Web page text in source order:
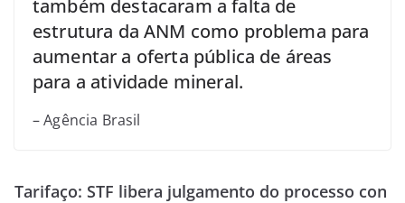
também destacaram a falta de
estrutura da ANM como problema para
aumentar a oferta pública de áreas
para a atividade mineral.
– Agência Brasil
Tarifaço: STF libera julgamento do processo con